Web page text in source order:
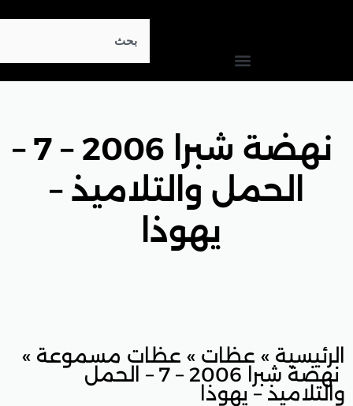
نهضة شبرا 2006 – 7 –
–
»عظات مسموعة»
نهضة شبرا 2006 – 7 – الحمل